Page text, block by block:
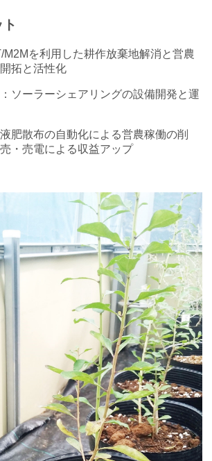
M2Mを利用した耕作放棄地解消と営農
拓と活性化
ソーラーシェアリングの設備開発と運
肥散布の自動化による営農稼働の削
・売電による収益アップ